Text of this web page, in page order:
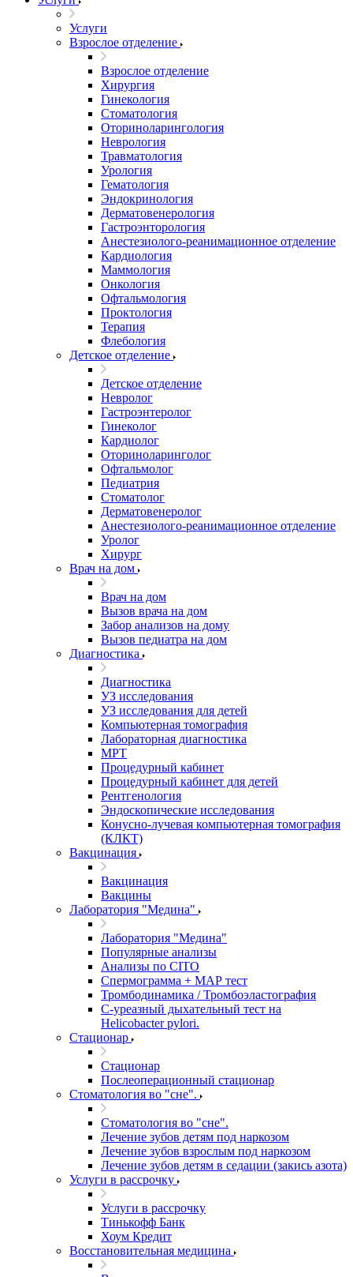
Услуги
Взрослое отделение
Взрослое отделение
Хирургия
Гинекология
Стоматология
Оториноларингология
Неврология
Травматология
Урология
Гематология
Эндокринология
Дерматовенерология
Гастроэнторология
Анестезиолого-реанимационное отделение
Кардиология
Маммология
Онкология
Офтальмология
Проктология
Терапия
Флебология
Детское отделение
Детское отделение
Невролог
Гастроэнтеролог
Гинеколог
Кардиолог
Оториноларинголог
Офтальмолог
Педиатрия
Стоматолог
Дерматовенеролог
Анестезиолого-реанимационное отделение
Уролог
Хирург
Врач на дом
Врач на дом
Вызов врача на дом
Забор анализов на дому
Вызов педиатра на дом
Диагностика
Диагностика
УЗ исследования
УЗ исследования для детей
Компьютерная томография
Лабораторная диагностика
МРТ
Процедурный кабинет
Процедурный кабинет для детей
Рентгенология
Эндоскопические исследования
Конусно-лучевая компьютерная томография
(КЛКТ)
Вакцинация
Вакцинация
Вакцины
Лаборатория "Медина"
Лаборатория "Медина"
Популярные анализы
Анализы по CITO
Спермограмма + МАР тест
Тромбодинамика / Тромбоэластография
С-уреазный дыхательный тест на
Helicobacter pylori.
Стационар
Стационар
Послеоперационный стационар
Стоматология во "сне".
Стоматология во "сне".
Лечение зубов детям под наркозом
Лечение зубов взрослым под наркозом
Лечение зубов детям в седации (закись азота)
Услуги в рассрочку
Услуги в рассрочку
Тинькофф Банк
Хоум Кредит
Восстановительная медицина